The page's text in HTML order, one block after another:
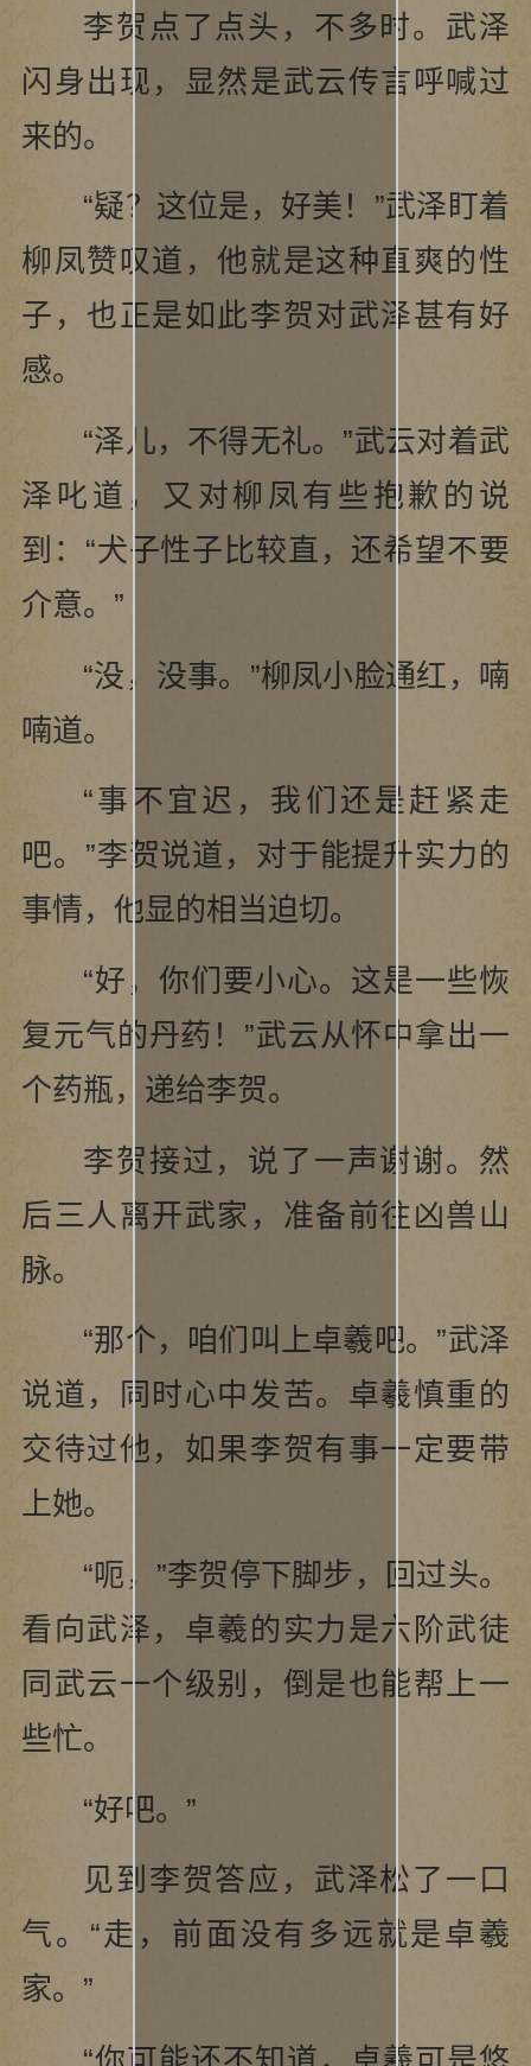
李贺点了点头，不多时。武泽
闪身出现，显然是武云传言呼喊过
来的。
“疑？这位是，好美！”武泽盯着
柳凤赞叹道，他就是这种直爽的性
子，也正是如此李贺对武泽甚有好
感。
“泽儿，不得无礼。”武云对着武
泽叱道，又对柳凤有些抱歉的说
到：“犬子性子比较直，还希望不要
介意。”
“没，没事。”柳凤小脸通红，喃
喃道。
“事不宜迟，我们还是赶紧走
吧。”李贺说道，对于能提升实力的
事情，他显的相当迫切。
“好，你们要小心。这是一些恢
复元气的丹药！”武云从怀中拿出一
个药瓶，递给李贺。
李贺接过，说了一声谢谢。然
后三人离开武家，准备前往凶兽山
脉。
“那个，咱们叫上卓羲吧。”武泽
说道，同时心中发苦。卓羲慎重的
交待过他，如果李贺有事一定要带
上她。
“呃，”李贺停下脚步，回过头。
看向武泽，卓羲的实力是六阶武徒
同武云一个级别，倒是也能帮上一
些忙。
“好吧。”
见到李贺答应，武泽松了一口
气。“走，前面没有多远就是卓羲
家。”